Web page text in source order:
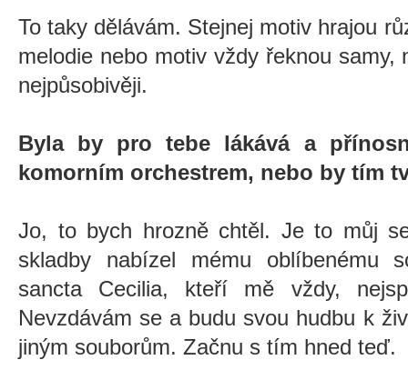
To taky dělávám. Stejnej motiv hrajou
melodie nebo motiv vždy řeknou
nejpůsobivěji.
Byla by pro tebe lákává a
komorním orchestrem, nebo by tím
Jo, to bych hrozně chtěl. Je to můj
skladby nabízel mému oblíbenému
sancta Cecilia, kteří mě vždy,
Nevzdávám se a budu svou hudbu k
jiným souborům. Začnu s tím hned teď.